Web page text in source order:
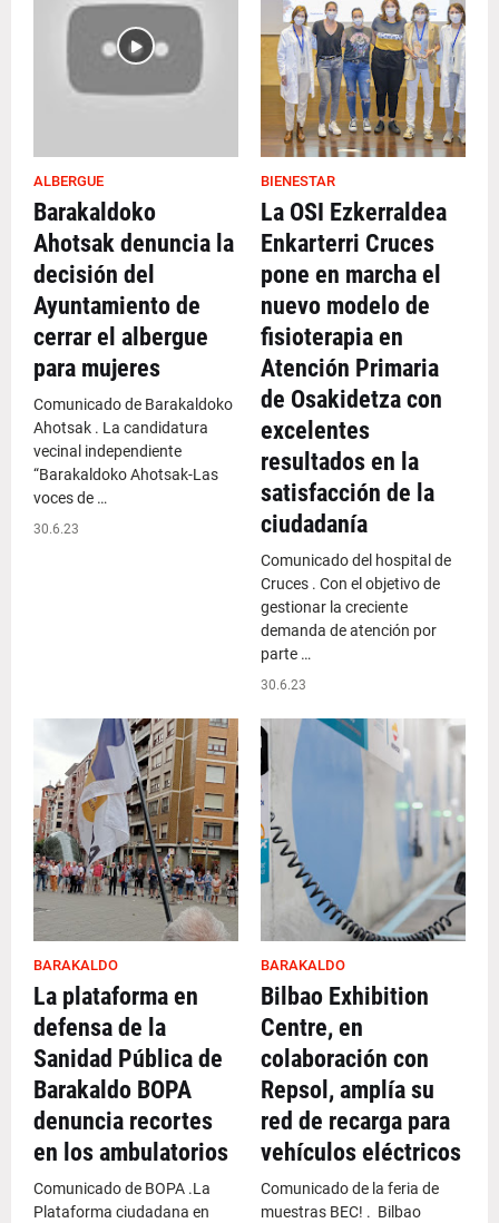
ALBERGUE
Barakaldoko
Ahotsak denuncia la
decisión del
Ayuntamiento de
cerrar el albergue
para mujeres
Comunicado de Barakaldoko
Ahotsak . La candidatura
vecinal independiente
“Barakaldoko Ahotsak-Las
voces de …
30.6.23
BIENESTAR
La OSI Ezkerraldea
Enkarterri Cruces
pone en marcha el
nuevo modelo de
fisioterapia en
Atención Primaria
de Osakidetza con
excelentes
resultados en la
satisfacción de la
ciudadanía
Comunicado del hospital de
Cruces . Con el objetivo de
gestionar la creciente
demanda de atención por
parte …
30.6.23
BARAKALDO
La plataforma en
defensa de la
Sanidad Pública de
Barakaldo BOPA
denuncia recortes
en los ambulatorios
Comunicado de BOPA .La
Plataforma ciudadana en
BARAKALDO
Bilbao Exhibition
Centre, en
colaboración con
Repsol, amplía su
red de recarga para
vehículos eléctricos
Comunicado de la feria de
muestras BEC! . Bilbao